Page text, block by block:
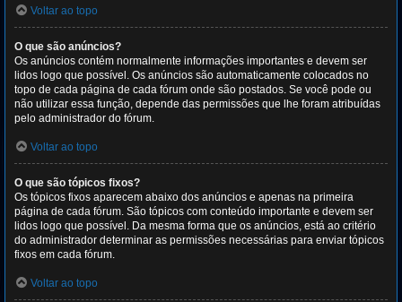
Voltar ao topo
O que são anúncios?
Os anúncios contém normalmente informações importantes e devem ser
lidos logo que possível. Os anúncios são automaticamente colocados no
topo de cada página de cada fórum onde são postados. Se você pode ou
não utilizar essa função, depende das permissões que lhe foram atribuídas
pelo administrador do fórum.
Voltar ao topo
O que são tópicos fixos?
Os tópicos fixos aparecem abaixo dos anúncios e apenas na primeira
página de cada fórum. São tópicos com conteúdo importante e devem ser
lidos logo que possível. Da mesma forma que os anúncios, está ao critério
do administrador determinar as permissões necessárias para enviar tópicos
fixos em cada fórum.
Voltar ao topo